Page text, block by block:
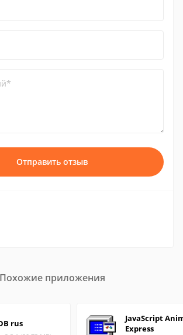
Отправить отзыв
Похожие приложения
rus
JavaScript
Express